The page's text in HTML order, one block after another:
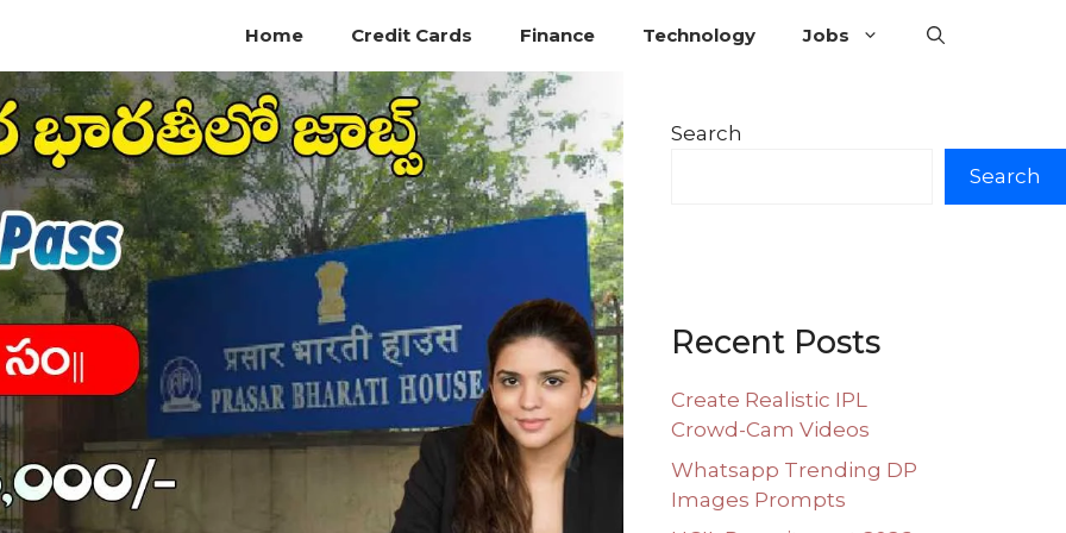
Home Credit Cards Finance Technology Jobs
Search
Search
Recent Posts
Create Realistic IPL
Crowd-Cam Videos
Whatsapp Trending DP
Images Prompts